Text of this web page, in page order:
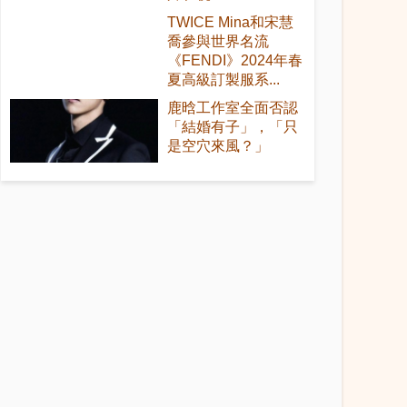
TWICE Mina和宋慧
喬參與世界名流
《FENDI》2024年春
夏高級訂製服系...
鹿晗工作室全面否認
「結婚有子」，「只
是空穴來風？」